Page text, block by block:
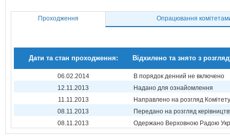
Проходження Опрацювання
Дати та стан проходження: Відхилено та знято з
06.02.2014
В порядок денний не включено
12.11.2013
Надано для ознайомлення
11.11.2013
Направлено на розгляд Комітету
08.11.2013
Передано на розгляд
08.11.2013
Одержано Верховною Радою